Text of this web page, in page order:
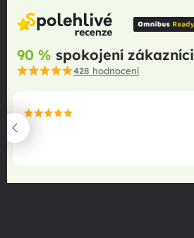
90 % spokojení zákazníci
428 hodnocení
maximální spokojenost
22.06.2025